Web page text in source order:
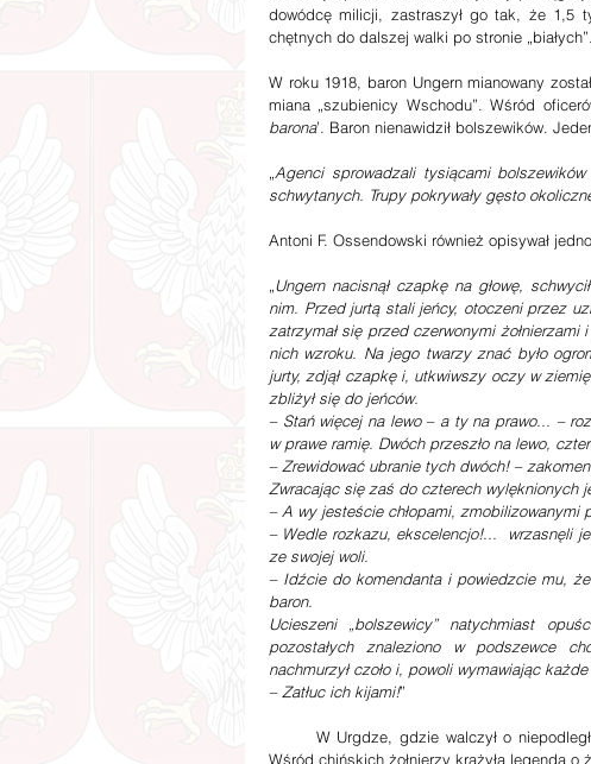
dowódcę milicji, zastraszył go tak, że 1,5
chętnych do dalszej walki po stronie „białych”.
W roku 1918, baron Ungern mianowany
miana „szubienicy Wschodu”. Wśród
barona’. Baron nienawidził bolszewików.
„Agenci sprowadzali tysiącami
schwytanych. Trupy pokrywały gęsto
Antoni F. Ossendowski również opisywał
„Ungern nacisnął czapkę na głowę,
nim. Przed jurtą stali jeńcy, otoczeni przez
zatrzymał się przed czerwonymi
nich wzroku. Na jego twarzy znać było
jurty, zdjął czapkę i, utkwiwszy oczy w
zbliżył się do jeńców.
– Stań więcej na lewo – a ty na prawo... –
w prawe ramię. Dwóch przeszło na lewo,
– Zrewidować ubranie tych dwóch! –
Zwracając się zaś do czterech wylęknionych
– A wy jesteście chłopami, zmobilizowanymi
– Wedle rozkazu, ekscelencjo!...  wrzasnęli
ze swojej woli.
– Idźcie do komendanta i powiedzcie mu,
baron.
Ucieszeni „bolszewicy” natychmiast
pozostałych  znaleziono  w  podszewce
nachmurzył czoło i, powoli wymawiając
– Zatłuc ich kijami!”
Wśród chińskich żołnierzy krążyła legenda